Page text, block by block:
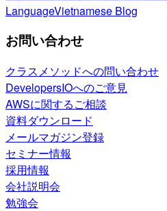
LanguageVietnamese Blog
お問い合わせ
クラスメソッドへの問い合わせ
DevelopersIOへのご意見
AWSに関するご相談
資料ダウンロード
メールマガジン登録
セミナー情報
採用情報
会社説明会
勉強会